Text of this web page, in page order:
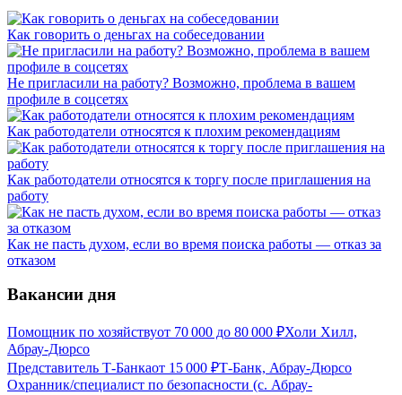
Как говорить о деньгах на собеседовании
Не пригласили на работу? Возможно, проблема в вашем
профиле в соцсетях
Как работодатели относятся к плохим рекомендациям
Как работодатели относятся к торгу после приглашения на
работу
Как не пасть духом, если во время поиска работы — отказ за
отказом
Вакансии дня
Помощник по хозяйствуот 70 000 до 80 000 ₽Холи Хилл,
Абрау-Дюрсо
Представитель Т-Банкаот 15 000 ₽Т-Банк, Абрау-Дюрсо
Охранник/специалист по безопасности (с. Абрау-